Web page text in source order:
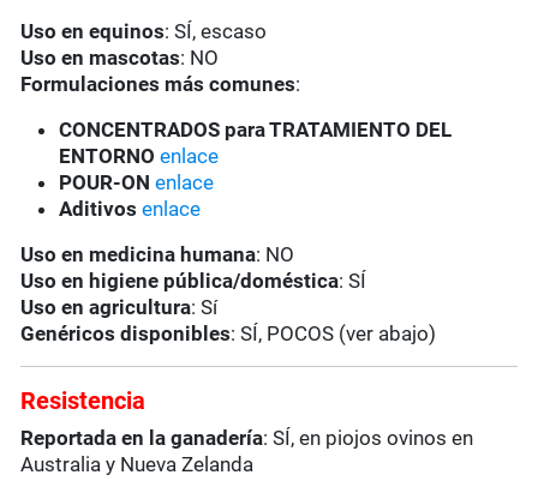
Uso en equinos: SÍ, escaso
Uso en mascotas: NO
Formulaciones más comunes:
CONCENTRADOS para TRATAMIENTO DEL
ENTORNO enlace
POUR-ON enlace
Aditivos enlace
Uso en medicina humana: NO
Uso en higiene pública/doméstica: SÍ
Uso en agricultura: Sí
Genéricos disponibles: SÍ, POCOS (ver abajo)
Resistencia
Reportada en la ganadería: SÍ, en piojos ovinos en
Australia y Nueva Zelanda